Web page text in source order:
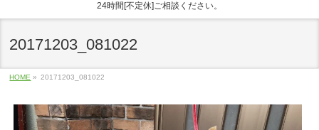
24時間[不定休]ご相談ください。
20171203_081022
HOME » 20171203_081022